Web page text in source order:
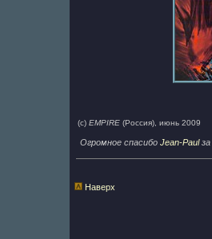
(с) EMPIRE (Россия), июнь 2009
Огромное спасибо Jean-Paulза
Наверх